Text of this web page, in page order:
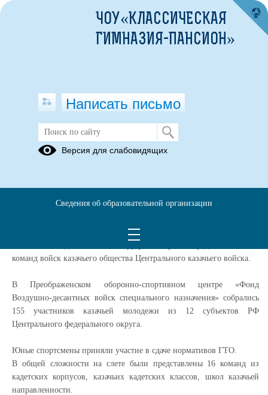
2 команды из Свято-Алексиевской
Пустыни представляли Ярославское
заняли 1 место!
С 28 по 30 мая прошел отборочный этап Всероссийского слета
команд войск казачьего общества Центрального казачьего войска.
В Преображенском оборонно-спортивном центре «Фонд
Воздушно-десантных войск специального назначения» собрались
155 участников казачьей молодежи из 12 субъектов РФ
Центрального федерального округа.
Юные спортсмены приняли участие в сдаче нормативов ГТО.
В общей сложности на слете были представлены 16 команд из
кадетских корпусов, казачьих кадетских классов, школ казачьей
направленности.
ЧОУ«КЛАССИЧЕСКАЯ
ГИМНАЗИЯ-ПАНСИОН»
Написать письмо
Версия для слабовидящих
Сведения об образовательной организации